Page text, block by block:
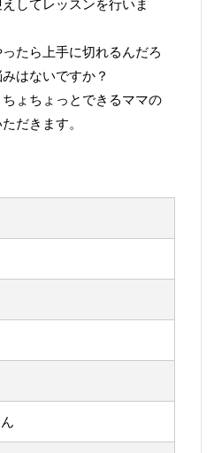
してレッスンを行いま
たら上⼿に切れるんだろ
はないですか？
ょちょっとできるママの
だきます。